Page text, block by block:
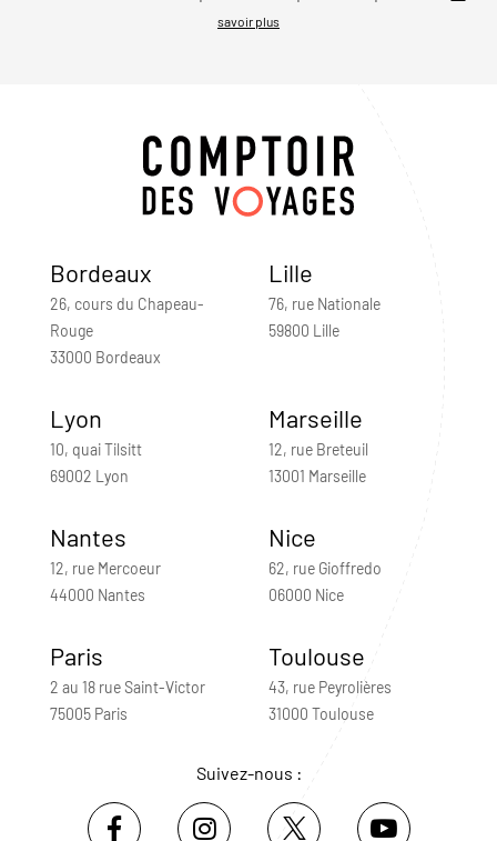
savoir plus
Bordeaux
26, cours du Chapeau-
Rouge
33000 Bordeaux
Lille
76, rue Nationale
59800 Lille
Lyon
10, quai Tilsitt
69002 Lyon
Marseille
12, rue Breteuil
13001 Marseille
Nantes
12, rue Mercoeur
44000 Nantes
Nice
62, rue Gioffredo
06000 Nice
Paris
2 au 18 rue Saint-Victor
75005 Paris
Toulouse
43, rue Peyrolières
31000 Toulouse
Suivez-nous :